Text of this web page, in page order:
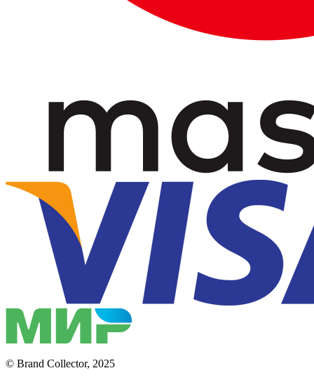
© Brand Collector, 2025